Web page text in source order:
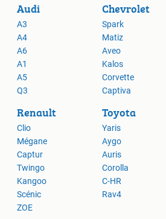
Audi
A3
A4
A6
A1
A5
Q3
Chevrolet
Spark
Matiz
Aveo
Kalos
Corvette
Captiva
Renault
Clio
Mégane
Captur
Twingo
Kangoo
Scénic
ZOE
Toyota
Yaris
Aygo
Auris
Corolla
C-HR
Rav4